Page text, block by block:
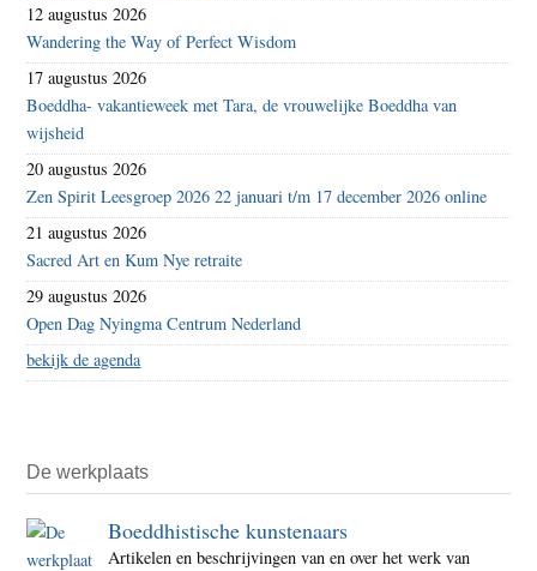
12 augustus 2026
Wandering the Way of Perfect Wisdom
17 augustus 2026
Boeddha- vakantieweek met Tara, de vrouwelijke Boeddha van
wijsheid
20 augustus 2026
Zen Spirit Leesgroep 2026 22 januari t/m 17 december 2026 online
21 augustus 2026
Sacred Art en Kum Nye retraite
29 augustus 2026
Open Dag Nyingma Centrum Nederland
bekijk de agenda
De werkplaats
Boeddhistische kunstenaars
Artikelen en beschrijvingen van en over het werk van